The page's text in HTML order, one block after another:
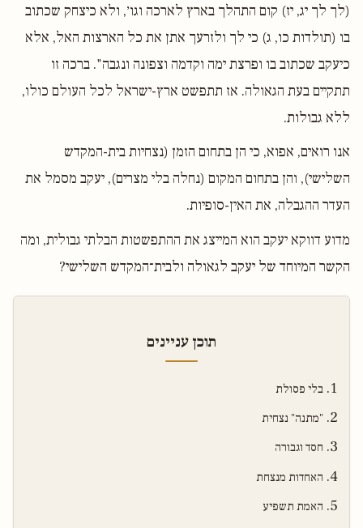
(לך לך יג, יז) קום התהלך בארץ לארכה וגו׳, ולא כיצחק שכתוב
בו (תולדות כו, ג) כי לך ולזרעך אתן את כל הארצות האל, אלא
כיעקב שכתוב בו ופרצת ימה וקדמה וצפונה ונגבה". ברכה זו
תתקיים בעת הגאולה. אז תתפשט ארץ-ישראל לכל העולם כולו,
ללא גבולות.
אנו רואים, אפוא, כי הן בתחום הזמן (נצחיות בית-המקדש
השלישי), והן בתחום המקום (נחלה בלי מצרים), יעקב מסמל את
העדר ההגבלה, את האין-סופיות.
מדוע דווקא יעקב הוא המייצג את ההתפשטות הבלתי גבולית, ומה
הקשר המיוחד של יעקב לגאולה ולבית־המקדש השלישי?
תוכן עניינים
בלי פסולת
"מתנה" נצחית
חסד וגבורה
האחדות מנצחת
האמת תשפיע